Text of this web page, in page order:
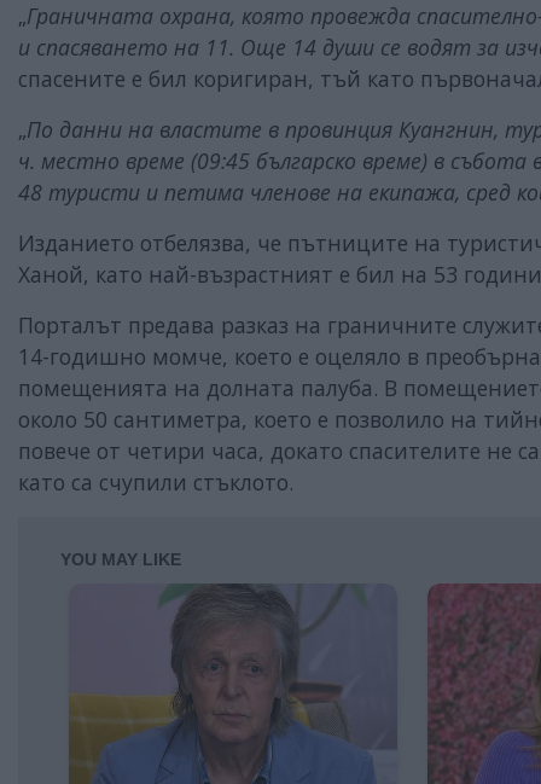
„Граничната охрана, която провежда
и спасяването на 11. Още 14 души се водят за
спасените е бил коригиран, тъй като
„По данни на властите в провинция Куангнин,
ч. местно време (09:45 българско време) в
48 туристи и петима членове на екипажа, сред
Изданието отбелязва, че пътниците на
Ханой, като най-възрастният е бил на 53
Порталът предава разказ на граничните
14-годишно момче, което е оцеляло в
помещенията на долната палуба. В
около 50 сантиметра, което е позволило на
повече от четири часа, докато спасителите не
като са счупили стъклото.